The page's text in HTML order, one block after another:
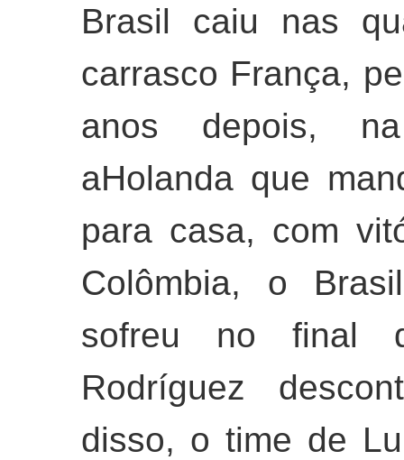
Brasil caiu nas
carrasco França,
anos depois,
aHolanda que
para casa, com
Colômbia, o
sofreu no final
Rodríguez
disso, o time de